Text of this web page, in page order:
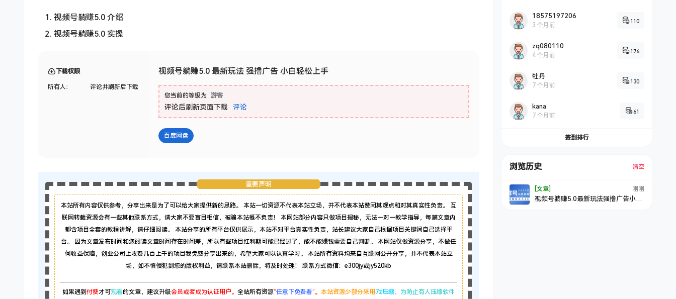
视频号躺赚5.0 介绍
视频号躺赚5.0 实操
下载权限
所有人： 评论并刷新后下载
视频号躺赚5.0 最新玩法 强撸广告 小白轻松上手
您当前的等级为 游客
评论后刷新页面下载 评论
百度网盘
重要声明
本站所有内容仅供参考，分享出来是为了可以给大家提供新的思路。 本站一切资源不代表本站立场，并不代表本站赞同其观点和对其真实性负责。 互
联网转载资源会有一些其他联系方式，请大家不要盲目相信，被骗本站概不负责！ 本网站部分内容只做项目揭秘，无法一对一教学指导，每篇文章内
都含项目全套的教程讲解，请仔细阅读。 本站分享的所有平台仅供展示，本站不对平台真实性负责，站长建议大家自己根据项目关键词自己选择平
台。 因为文章发布时间和您阅读文章时间存在时间差，所以有些项目红利期可能已经过了，能不能赚钱需要自己判断。 本网站仅做资源分享，不做任
何收益保障，创业公司上收费几百上千的项目我免费分享出来的，希望大家可以认真学习。 本站所有资料均来自互联网公开分享，并不代表本站立
场，如不慎侵犯到您的版权利益，请联系本站删除，将及时处理！ 联系方式微信：e300jy或jy520kb
如果遇到付费才可 观看的文章，建议升级会员或者成为认证用户。 全站所有资源“任意下免费看”。 本站资源少部分采用 7z压缩， 为防止有人压缩软件
18575197206
3 个月前
110
zq080110
4 个月前
176
牡丹
7 个月前
130
kana
7 个月前
61
签到排行
浏览历史 清空
[文章] 刚刚
视频号躺赚5.0最新玩法强撸广告小白